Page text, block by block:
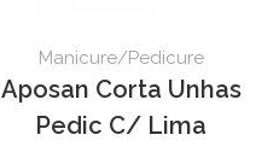
Manicure/Pedicure
Aposan Corta Unhas
Pedic C/ Lima